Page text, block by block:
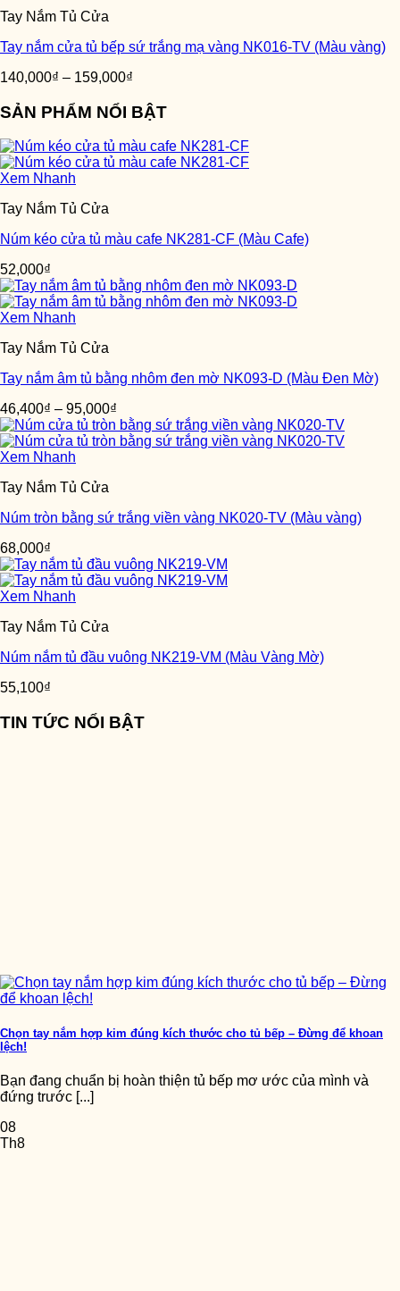
Tay Nắm Tủ Cửa
Tay nắm cửa tủ bếp sứ trắng mạ vàng NK016-TV (Màu vàng)
140,000₫ – 159,000₫
SẢN PHẨM NỔI BẬT
Xem Nhanh
Tay Nắm Tủ Cửa
Núm kéo cửa tủ màu cafe NK281-CF (Màu Cafe)
52,000₫
Xem Nhanh
Tay Nắm Tủ Cửa
Tay nắm âm tủ bằng nhôm đen mờ NK093-D (Màu Đen Mờ)
46,400₫ – 95,000₫
Xem Nhanh
Tay Nắm Tủ Cửa
Núm tròn bằng sứ trắng viền vàng NK020-TV (Màu vàng)
68,000₫
Xem Nhanh
Tay Nắm Tủ Cửa
Núm nắm tủ đầu vuông NK219-VM (Màu Vàng Mờ)
55,100₫
TIN TỨC NỔI BẬT
Chọn tay nắm hợp kim đúng kích thước cho tủ bếp – Đừng để khoan
lệch!
Bạn đang chuẩn bị hoàn thiện tủ bếp mơ ước của mình và
đứng trước [...]
08
Th8